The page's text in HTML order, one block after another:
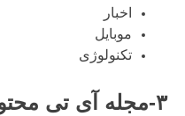
اخبار
موبایل
تکنولوژی
۳-مجله آی تی محتوا